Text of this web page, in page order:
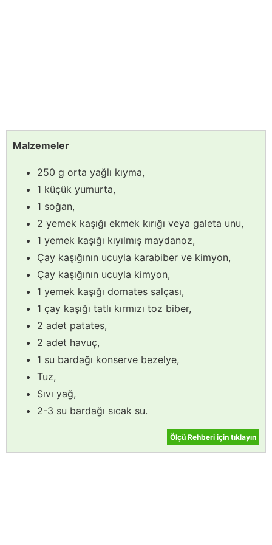
Malzemeler
250 g orta yağlı kıyma,
1 küçük yumurta,
1 soğan,
2 yemek kaşığı ekmek kırığı veya galeta unu,
1 yemek kaşığı kıyılmış maydanoz,
Çay kaşığının ucuyla karabiber ve kimyon,
Çay kaşığının ucuyla kimyon,
1 yemek kaşığı domates salçası,
1 çay kaşığı tatlı kırmızı toz biber,
2 adet patates,
2 adet havuç,
1 su bardağı konserve bezelye,
Tuz,
Sıvı yağ,
2-3 su bardağı sıcak su.
Ölçü Rehberi için tıklayın